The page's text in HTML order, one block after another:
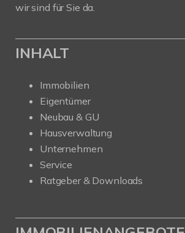
wir sind für Sie da.
INHALT
Immobilien
Eigentümer
Neubau & GU
Hausverwaltung
Unternehmen
Service
Ratgeber & Downloads